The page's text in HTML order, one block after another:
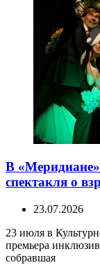
В
спектакля о
23.07.2026
23 июля в
премьера
собравшая